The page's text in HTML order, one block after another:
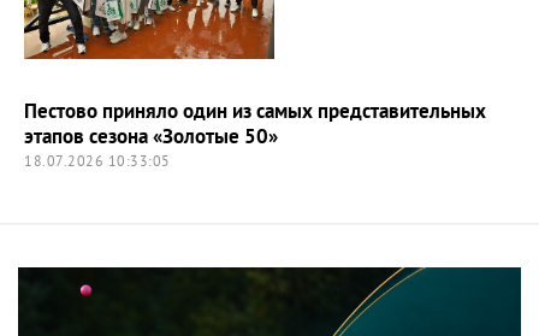
Пестово приняло один из самых представительных
этапов сезона «Золотые 50»
18.07.2026 10:33:05